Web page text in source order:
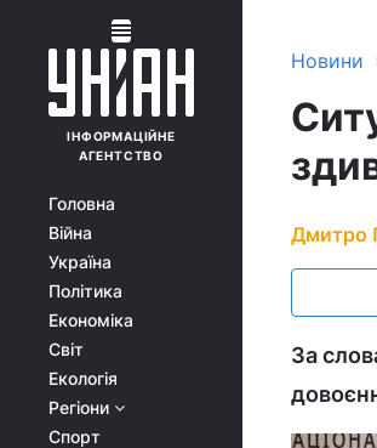
ІНФОРМАЦІЙНЕ
АГЕНТСТВО
Головна
Війна
Україна
Політика
Економіка
Світ
Екологія
Регіони
Спорт
Новини
Дмитро
За